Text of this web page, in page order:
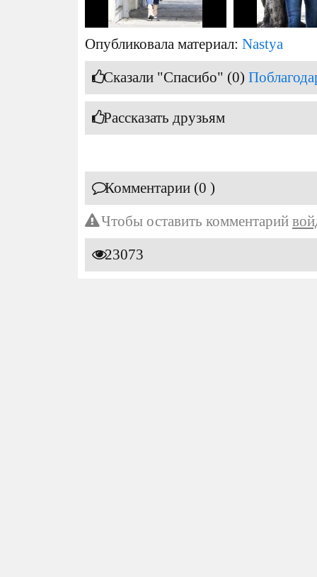
Опубликовала материал: Nastya
Сказали "Спасибо" (0)
Рассказать друзьям
Комментарии (0 )
Чтобы оставить комментарий
23073